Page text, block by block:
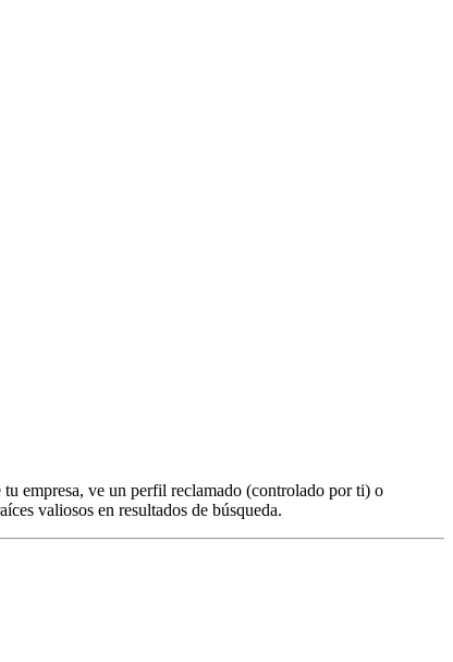
empresa, ve un perfil reclamado (controlado por ti) o
valiosos en resultados de búsqueda.